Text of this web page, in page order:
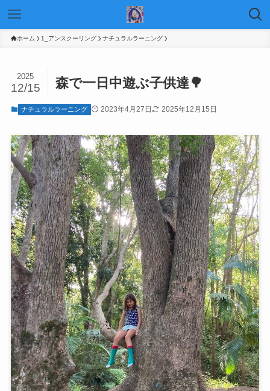
ホーム 1_アンスクーリング ナチュラルラーニング
森で一日中遊ぶ子供達🌳
2025
12/15
ナチュラルラーニング 2023年4月27日 2025年12月15日